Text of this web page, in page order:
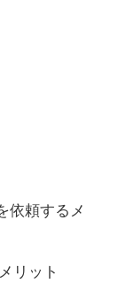
依頼するメ
リット